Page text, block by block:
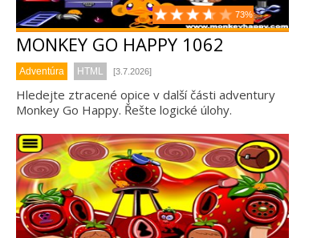
73%
MONKEY GO HAPPY 1062
Adventúra HTML [3.7.2026]
Hledejte ztracené opice v další části adventury
Monkey Go Happy. Řešte logické úlohy.